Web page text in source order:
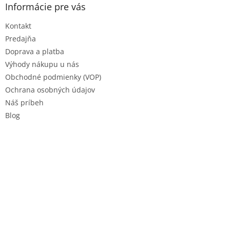
Informácie pre vás
Kontakt
Predajňa
Doprava a platba
Výhody nákupu u nás
Obchodné podmienky (VOP)
Ochrana osobných údajov
Náš príbeh
Blog